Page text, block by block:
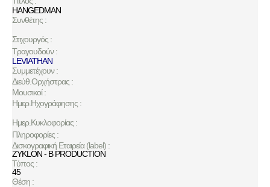
HANGEDMAN
Συνθέτης :
Στιχουργός :
Τραγουδούν :
LEVIATHAN
Συμμετέχουν :
Διεύθ.Ορχήστρας :
Μουσικοί :
Ημερ.Ηχογράφησης :
Ημερ.Κυκλοφορίας :
Πληροφορίες :
Δισκογραφική Εταιρεία (label) :
ZYKLON - B PRODUCTION
Τύπος :
45
Θέση :